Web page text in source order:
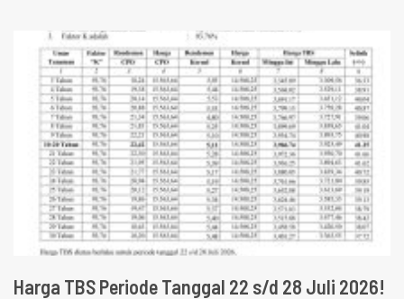
Harga TBS Periode Tanggal 22 s/d 28 Juli 2026!